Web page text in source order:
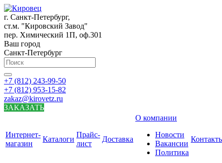
г. Санкт-Петербург,
ст.м. "Кировский Завод"
пер. Химический 1П, оф.301
Ваш город
Санкт-Петербург
+7 (812) 243-99-50
+7 (812) 953-15-82
zakaz@kirovetz.ru
ЗАКАЗАТЬ
Интернет-
магазин
Каталоги
Прайс-
лист
Доставка
О компании
Новости
Вакансии
Политика